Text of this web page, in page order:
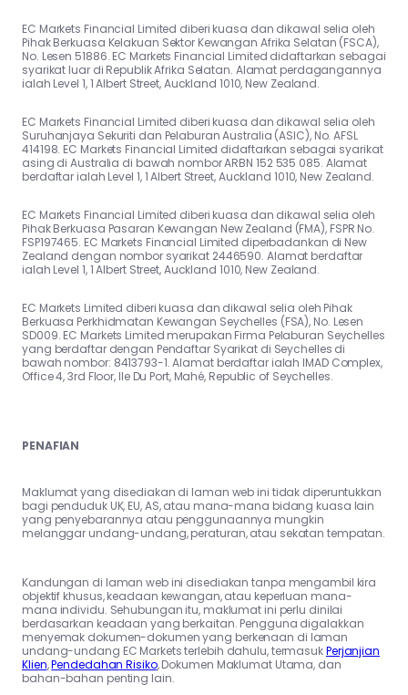
EC Markets Financial Limited diberi kuasa dan dikawal selia oleh
Pihak Berkuasa Kelakuan Sektor Kewangan Afrika Selatan (FSCA),
No. Lesen 51886. EC Markets Financial Limited didaftarkan sebagai
syarikat luar di Republik Afrika Selatan. Alamat perdagangannya
ialah Level 1, 1 Albert Street, Auckland 1010, New Zealand.
EC Markets Financial Limited diberi kuasa dan dikawal selia oleh
Suruhanjaya Sekuriti dan Pelaburan Australia (ASIC), No. AFSL
414198. EC Markets Financial Limited didaftarkan sebagai syarikat
asing di Australia di bawah nombor ARBN 152 535 085. Alamat
berdaftar ialah Level 1, 1 Albert Street, Auckland 1010, New Zealand.
EC Markets Financial Limited diberi kuasa dan dikawal selia oleh
Pihak Berkuasa Pasaran Kewangan New Zealand (FMA), FSPR No.
FSP197465. EC Markets Financial Limited diperbadankan di New
Zealand dengan nombor syarikat 2446590. Alamat berdaftar
ialah Level 1, 1 Albert Street, Auckland 1010, New Zealand.
EC Markets Limited diberi kuasa dan dikawal selia oleh Pihak
Berkuasa Perkhidmatan Kewangan Seychelles (FSA), No. Lesen
SD009. EC Markets Limited merupakan Firma Pelaburan Seychelles
yang berdaftar dengan Pendaftar Syarikat di Seychelles di
bawah nombor: 8413793-1. Alamat berdaftar ialah IMAD Complex,
Office 4, 3rd Floor, Ile Du Port, Mahé, Republic of Seychelles.
PENAFIAN
Maklumat yang disediakan di laman web ini tidak diperuntukkan
bagi penduduk UK, EU, AS, atau mana-mana bidang kuasa lain
yang penyebarannya atau penggunaannya mungkin
melanggar undang-undang, peraturan, atau sekatan tempatan.
Kandungan di laman web ini disediakan tanpa mengambil kira
objektif khusus, keadaan kewangan, atau keperluan mana-
mana individu. Sehubungan itu, maklumat ini perlu dinilai
berdasarkan keadaan yang berkaitan. Pengguna digalakkan
menyemak dokumen-dokumen yang berkenaan di laman
undang-undang EC Markets terlebih dahulu, termasukPerjanjian
Klien,Pendedahan Risiko, Dokumen Maklumat Utama, dan
bahan-bahan penting lain.